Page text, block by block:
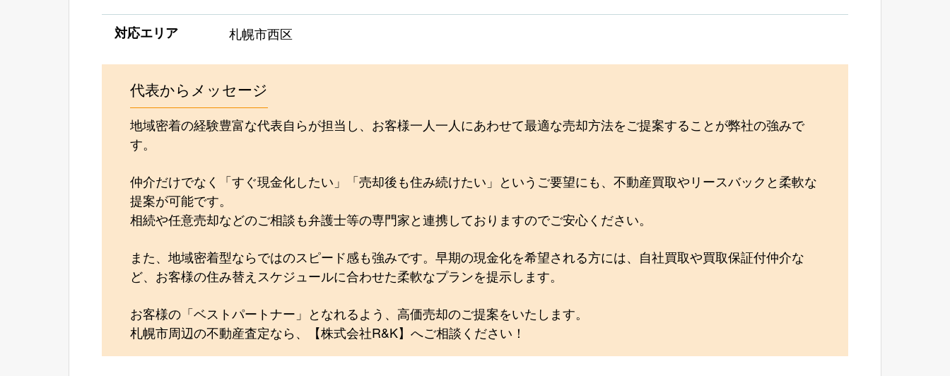
対応エリア 札幌市西区
代表からメッセージ
地域密着の経験豊富な代表自らが担当し、お客様一人一人にあわせて最適な売却方法をご提案することが弊社の強みで
す。
仲介だけでなく「すぐ現金化したい」「売却後も住み続けたい」というご要望にも、不動産買取やリースバックと柔軟な
提案が可能です。
相続や任意売却などのご相談も弁護士等の専門家と連携しておりますのでご安心ください。
また、地域密着型ならではのスピード感も強みです。早期の現金化を希望される方には、自社買取や買取保証付仲介な
ど、お客様の住み替えスケジュールに合わせた柔軟なプランを提示します。
お客様の「ベストパートナー」となれるよう、高価売却のご提案をいたします。
札幌市周辺の不動産査定なら、【株式会社R&K】へご相談ください！